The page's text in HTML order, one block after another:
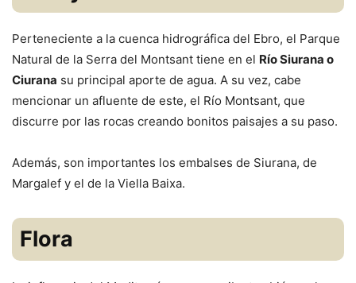
Perteneciente a la cuenca hidrográfica del Ebro, el Parque
Natural de la Serra del Montsant tiene en el Río Siurana o
Ciurana su principal aporte de agua. A su vez, cabe
mencionar un afluente de este, el Río Montsant, que
discurre por las rocas creando bonitos paisajes a su paso.
Además, son importantes los embalses de Siurana, de
Margalef y el de la Viella Baixa.
Flora